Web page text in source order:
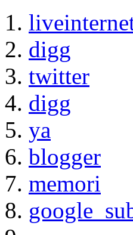
digg
twitter
digg
ya
blogger
memori